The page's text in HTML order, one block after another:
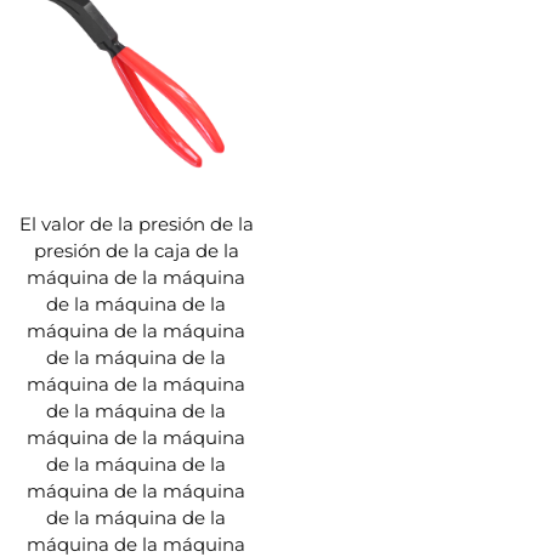
El valor de la presión de la
presión de la caja de la
máquina de la máquina
de la máquina de la
máquina de la máquina
de la máquina de la
máquina de la máquina
de la máquina de la
máquina de la máquina
de la máquina de la
máquina de la máquina
de la máquina de la
máquina de la máquina